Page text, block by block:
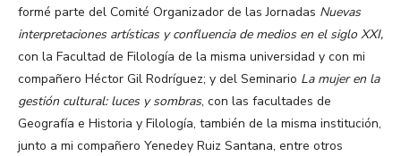
formé parte del Comité Organizador de las Jornadas Nuevas
interpretaciones artísticas y confluencia de medios en el siglo XXI,
con la Facultad de Filología de la misma universidad y con mi
compañero Héctor Gil Rodríguez; y del Seminario La mujer en la
gestión cultural: luces y sombras, con las facultades de
Geografía e Historia y Filología, también de la misma institución,
junto a mi compañero Yenedey Ruiz Santana, entre otros